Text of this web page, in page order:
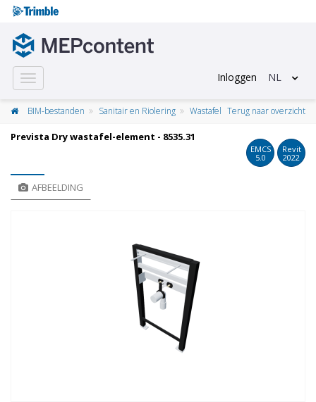
Toggle
navigation
Inloggen NL
BIM-bestanden Sanitair en Riolering Wastafel Terug naar overzicht
Prevista Dry wastafel-element - 8535.31
EMCS
5.0
Revit
2022
AFBEELDING